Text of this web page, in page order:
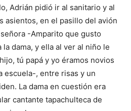
Adrián pidió ir al sanitario y al
asientos, en el pasillo del avión
-Amparito que gusto
dama, y ella al ver al niño le
tú papá y yo éramos novios
escuela-, entre risas y un
La dama en cuestión era
cantante tapachulteca de